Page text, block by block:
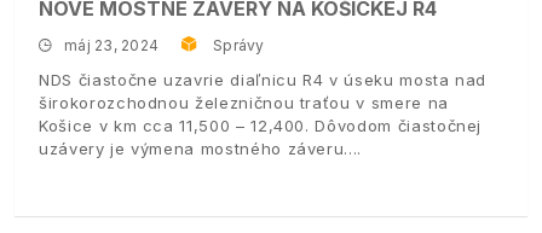
NOVÉ MOSTNÉ ZÁVERY NA KOŠICKEJ R4
máj 23, 2024 Správy
NDS čiastočne uzavrie diaľnicu R4 v úseku mosta nad
širokorozchodnou železničnou traťou v smere na
Košice v km cca 11,500 – 12,400. Dôvodom čiastočnej
uzávery je výmena mostného záveru.